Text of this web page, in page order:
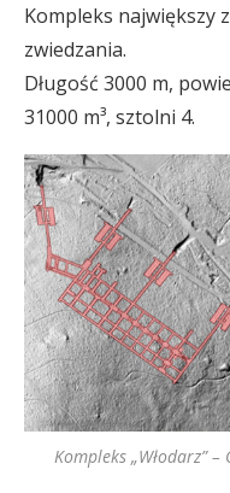
Kompleks największy
zwiedzania.
Długość 3000 m,
31000 m³, sztolni 4.
Kompleks „Włodarz”